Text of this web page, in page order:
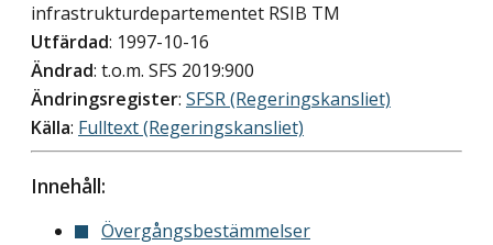
infrastrukturdepartementet RSIB TM
Utfärdad: 1997-10-16
Ändrad: t.o.m. SFS 2019:900
Ändringsregister: SFSR (Regeringskansliet)
Källa: Fulltext (Regeringskansliet)
Innehåll:
Övergångsbestämmelser